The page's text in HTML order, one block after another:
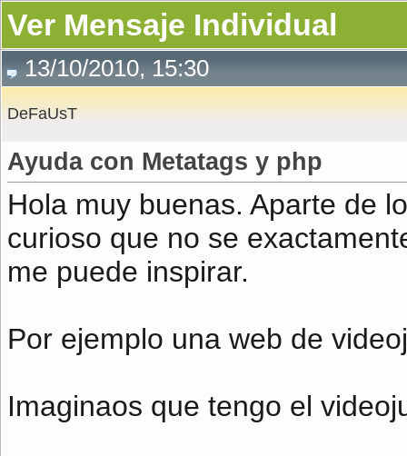
Ver Mensaje Individual
13/10/2010, 15:30
DeFaUsT
Ayuda con Metatags y php
Hola muy buenas. Aparte de
curioso que no se
me puede inspirar.
Por ejemplo una web de
Imaginaos que tengo el